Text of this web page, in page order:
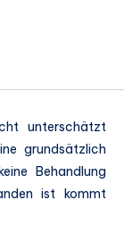
unterschätzt
grundsätzlich
Behandlung
ist kommt